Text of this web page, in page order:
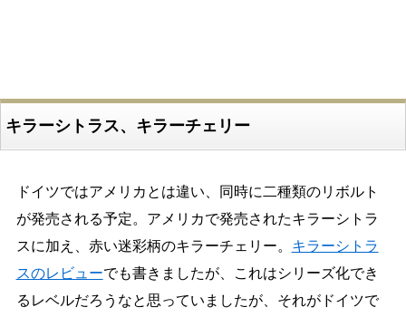
キラーシトラス、キラーチェリー
ドイツではアメリカとは違い、同時に二種類のリボルト
が発売される予定。アメリカで発売されたキラーシトラ
スに加え、赤い迷彩柄のキラーチェリー。 キラーシトラ
スのレビューでも書きましたが、これはシリーズ化でき
るレベルだろうなと思っていましたが、それがドイツで